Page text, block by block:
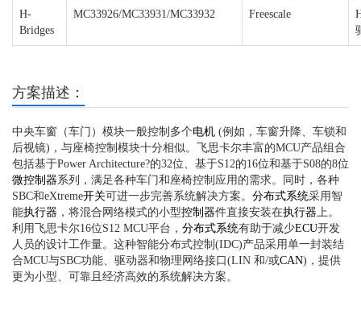
H-
Bridges
MC33926/MC33931/MC33932 Freescale
方案描述：
中央车窗（车门）模块一般控制多个电机 (例如，车窗升降、车锁和
后视镜)，与座椅控制模块十分相似。飞思卡尔丰富的MCU产品组合
包括基于Power Architecture?的32位、基于S12的16位和基于S08的8位
微控制器系列，满足各种车门和座椅控制应用的需求。同时，各种
SBC和eXtreme开关可进一步完善系统解决方案。 分布式系统采用智
能执行器 ，将混合网络模式的小型控制器件直接安装在执行器 上。
利用飞思卡尔16位S12 MCU平台， 分布式系统有助于减少ECU开发
人员的设计工作量。这种智能分布式控制(IDC)产品采用单一封装结
合MCU与SBC功能、驱动器和物理网络接口(LIN 和/或CAN)，提供
更为小型、可靠且经济高效的系统解决方案。